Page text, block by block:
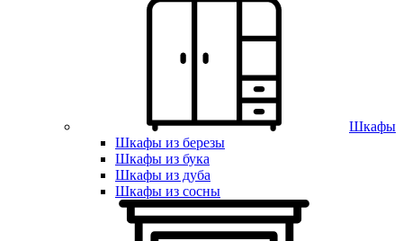
Шкафы
Шкафы из березы
Шкафы из бука
Шкафы из дуба
Шкафы из сосны